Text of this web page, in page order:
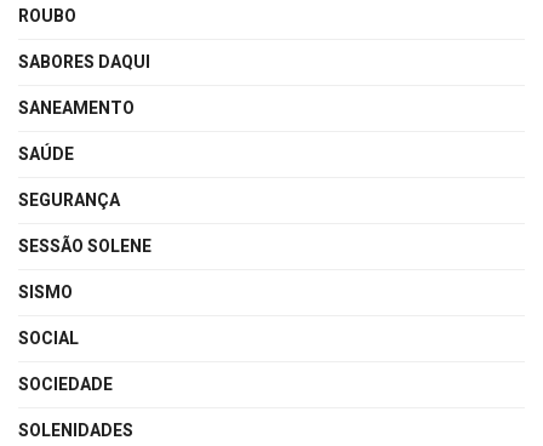
ROUBO
SABORES DAQUI
SANEAMENTO
SAÚDE
SEGURANÇA
SESSÃO SOLENE
SISMO
SOCIAL
SOCIEDADE
SOLENIDADES